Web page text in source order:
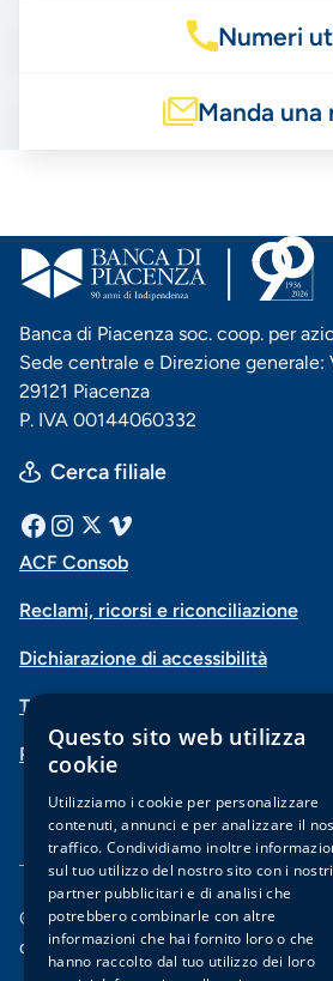
Numeri
Manda una
Banca di Piacenza soc. coop. per
Sede centrale e Direzione generale:
29121 Piacenza
P. IVA 00144060332
Cerca filiale
Menu
social
Facebook
InstagramVimeo
Menu
navigazione
piè
di
pagina
ACF Consob
Reclami, ricorsi e riconciliazione
Dichiarazione di accessibilità
Trasparenza
PSD2-Open Banking
© 2025 Banca di Piacenza soc.
diritti riservati.
Questo sito web utilizza
cookie
Utilizziamo i cookie per personalizzare
contenuti, annunci e per analizzare il
traffico. Condividiamo inoltre
sul tuo utilizzo del nostro sito con i nostri
partner pubblicitari e di analisi che
potrebbero combinarle con altre
informazioni che hai fornito loro o che
hanno raccolto dal tuo utilizzo dei loro